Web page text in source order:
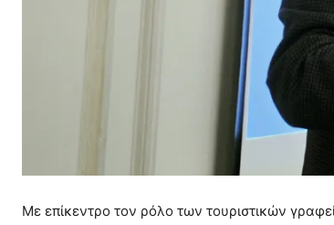
Με επίκεντρο τον ρόλο των τουριστικών